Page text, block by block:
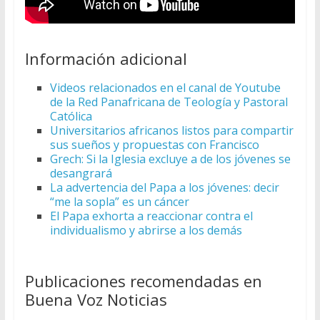
Información adicional
Videos relacionados en el canal de Youtube
de la Red Panafricana de Teología y Pastoral
Católica
Universitarios africanos listos para compartir
sus sueños y propuestas con Francisco
Grech: Si la Iglesia excluye a de los jóvenes se
desangrará
La advertencia del Papa a los jóvenes: decir
“me la sopla” es un cáncer
El Papa exhorta a reaccionar contra el
individualismo y abrirse a los demás
Publicaciones recomendadas en
Buena Voz Noticias